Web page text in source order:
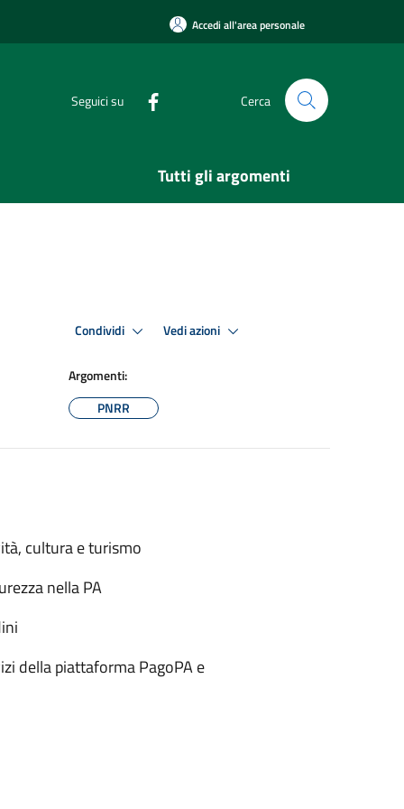
Accedi all'area personale
Seguici su Cerca
Tutti gli argomenti
Condividi Vedi azioni
Argomenti:
PNRR
cultura e turismo
nella PA
della piattaforma PagoPA e